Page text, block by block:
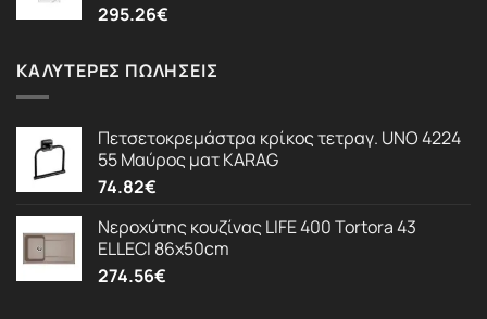
295.26€
ΚΑΛΎΤΕΡΕΣ ΠΩΛΉΣΕΙΣ
Πετσετοκρεμάστρα κρίκος τετραγ. UNO 4224
55 Μαύρος ματ KARAG
74.82€
Νεροχύτης κουζίνας LIFE 400 Tortora 43
ELLECI 86x50cm
274.56€